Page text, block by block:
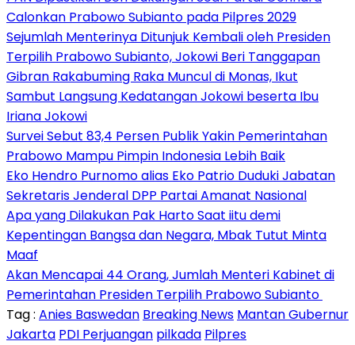
Calonkan Prabowo Subianto pada Pilpres 2029
Sejumlah Menterinya Ditunjuk Kembali oleh Presiden
Terpilih Prabowo Subianto, Jokowi Beri Tanggapan
Gibran Rakabuming Raka Muncul di Monas, Ikut
Sambut Langsung Kedatangan Jokowi beserta Ibu
Iriana Jokowi
Survei Sebut 83,4 Persen Publik Yakin Pemerintahan
Prabowo Mampu Pimpin Indonesia Lebih Baik
Eko Hendro Purnomo alias Eko Patrio Duduki Jabatan
Sekretaris Jenderal DPP Partai Amanat Nasional
Apa yang Dilakukan Pak Harto Saat iitu demi
Kepentingan Bangsa dan Negara, Mbak Tutut Minta
Maaf
Akan Mencapai 44 Orang, Jumlah Menteri Kabinet di
Pemerintahan Presiden Terpilih Prabowo Subianto ​​
Tag : Anies Baswedan Breaking News Mantan Gubernur
Jakarta PDI Perjuangan pilkada Pilpres